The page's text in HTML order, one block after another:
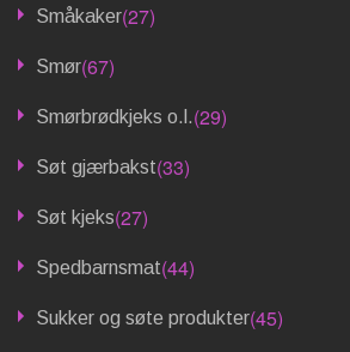
Småkaker(27)
Smør(67)
Smørbrødkjeks o.l.(29)
Søt gjærbakst(33)
Søt kjeks(27)
Spedbarnsmat(44)
Sukker og søte produkter(45)